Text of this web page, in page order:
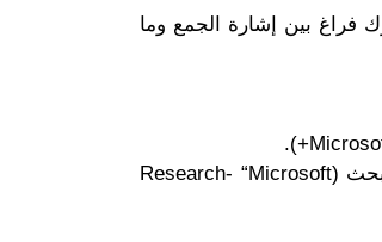
فراغ بين إشارة الجمع وما
استخدام الرمز ( – ) للإشارة إلى أنك تريد فقط صفحات الوب التي لا تحتوي على كلمة معينة، كأن تكتب العبارة التالية كمعيار للبحث (Research- “Microsoft